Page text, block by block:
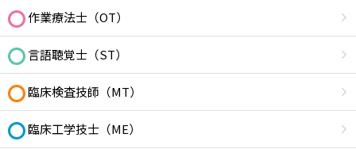
作業療法士（OT）
言語聴覚士（ST）
臨床検査技師（MT）
臨床工学技士（ME）